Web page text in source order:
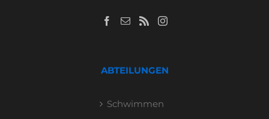
ABTEILUNGEN
Schwimmen